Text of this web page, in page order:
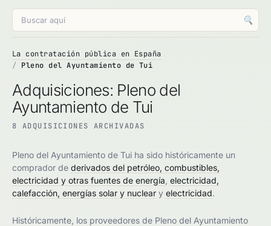
🔍
La contratación pública en España
Pleno del Ayuntamiento de Tui
Adquisiciones: Pleno del
Ayuntamiento de Tui
8 ADQUISICIONES ARCHIVADAS
Pleno del Ayuntamiento de Tui ha sido históricamente un
comprador de derivados del petróleo, combustibles,
electricidad y otras fuentes de energía electricidad,
calefacción, energías solar y nuclear y electricidad.
Históricamente, los proveedores de Pleno del Ayuntamiento